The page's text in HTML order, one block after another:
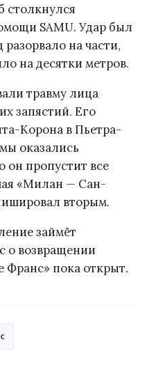
столкнулся
SAMU. Удар был
на части,
на десятки метров.
травму лица
запястий. Его
Корона в Пьетра-
оказались
он пропустит все
«Милан — Сан-
вторым.
займёт
о возвращении
Франс» пока открыт.